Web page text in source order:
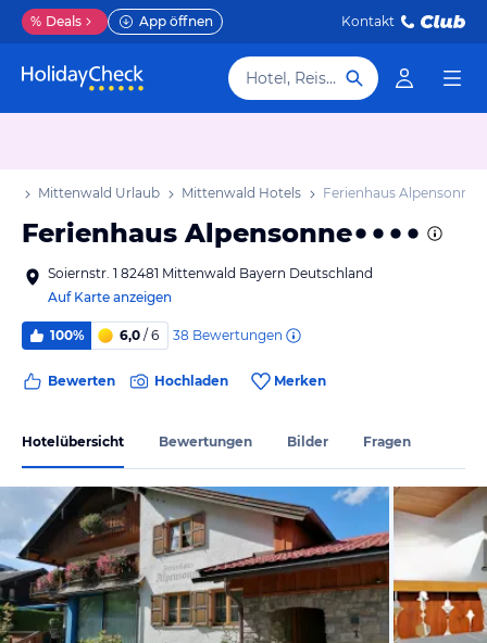
% Deals App öffnen Kontakt
Hotel, Reiseziel
Mittenwald Urlaub Mittenwald Hotels Ferienhaus Alpensonne
Ferienhaus Alpensonne
Soiernstr. 1 82481 Mittenwald Bayern Deutschland
Auf Karte anzeigen
100% 6,0 / 6 38 Bewertungen
Bewerten Hochladen Merken
Hotelübersicht Bewertungen Bilder Fragen